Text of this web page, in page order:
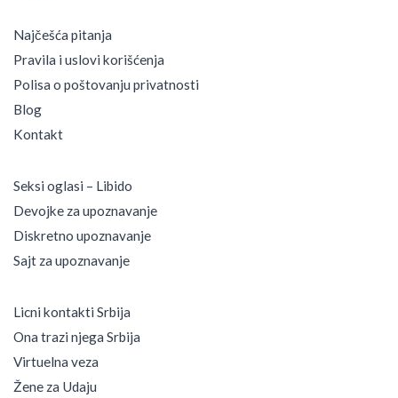
d
e
v
o
k
a
Najčešća pitanja
Pravila i uslovi korišćenja
Polisa o poštovanju privatnosti
Blog
Kontakt
Seksi oglasi – Libido
Devojke za upoznavanje
Diskretno upoznavanje
Sajt za upoznavanje
Licni kontakti Srbija
Ona trazi njega Srbija
Virtuelna veza
Žene za Udaju